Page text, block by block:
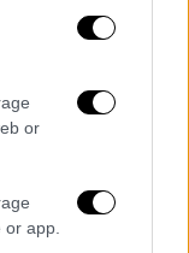
or
app.
και
να είμαστε
την